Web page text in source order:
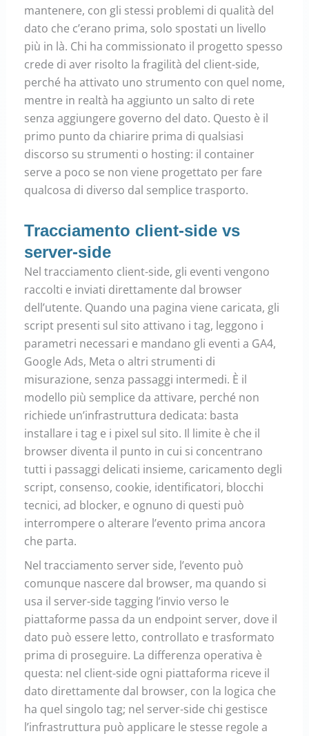
mantenere, con gli stessi problemi di qualità del
dato che c’erano prima, solo spostati un livello
più in là. Chi ha commissionato il progetto spesso
crede di aver risolto la fragilità del client-side,
perché ha attivato uno strumento con quel nome,
mentre in realtà ha aggiunto un salto di rete
senza aggiungere governo del dato. Questo è il
primo punto da chiarire prima di qualsiasi
discorso su strumenti o hosting: il container
serve a poco se non viene progettato per fare
qualcosa di diverso dal semplice trasporto.
Tracciamento client-side vs
server-side
Nel tracciamento client-side, gli eventi vengono
raccolti e inviati direttamente dal browser
dell’utente. Quando una pagina viene caricata, gli
script presenti sul sito attivano i tag, leggono i
parametri necessari e mandano gli eventi a GA4,
Google Ads, Meta o altri strumenti di
misurazione, senza passaggi intermedi. È il
modello più semplice da attivare, perché non
richiede un’infrastruttura dedicata: basta
installare i tag e i pixel sul sito. Il limite è che il
browser diventa il punto in cui si concentrano
tutti i passaggi delicati insieme, caricamento degli
script, consenso, cookie, identificatori, blocchi
tecnici, ad blocker, e ognuno di questi può
interrompere o alterare l’evento prima ancora
che parta.
Nel tracciamento server side, l’evento può
comunque nascere dal browser, ma quando si
usa il server-side tagging l’invio verso le
piattaforme passa da un endpoint server, dove il
dato può essere letto, controllato e trasformato
prima di proseguire. La differenza operativa è
questa: nel client-side ogni piattaforma riceve il
dato direttamente dal browser, con la logica che
ha quel singolo tag; nel server-side chi gestisce
l’infrastruttura può applicare le stesse regole a